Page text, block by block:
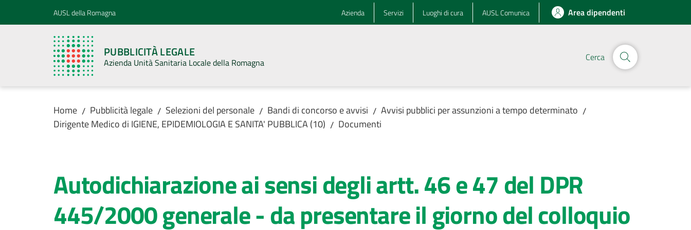
Vai al contenuto
Vai alla navigazioneAUSL della Romagna Azienda Servizi Luoghi di cura AUSL Comunica Area dipendenti
PUBBLICITÀ LEGALE
Azienda Unità Sanitaria Locale della Romagna Cerca
Home / Pubblicità legale / Selezioni del personale / Bandi di concorso e avvisi / Avvisi pubblici per assunzioni a tempo determinato /
Dirigente Medico di IGIENE, EPIDEMIOLOGIA E SANITA' PUBBLICA (10) / Documenti
Autodichiarazione ai sensi degli artt. 46 e 47 del DPR
445/2000 generale - da presentare il giorno del colloquio